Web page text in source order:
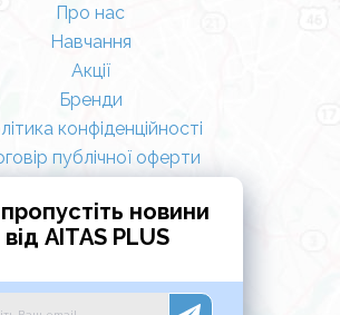
Про нас
Навчання
Акції
Бренди
конфіденційності
публічної оферти
новини
від AITAS PLUS